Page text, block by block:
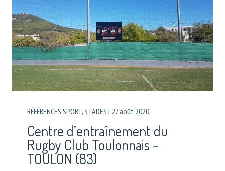
RÉFÉRENCES SPORT,STADES | 27 août 2020
Centre d’entraînement du
Rugby Club Toulonnais –
TOULON (83)